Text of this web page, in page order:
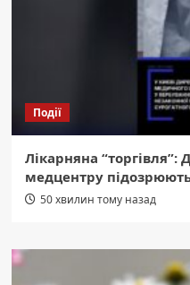
Події
Лікарняна “торгівля”:
медцентру
50 хвилин тому назад